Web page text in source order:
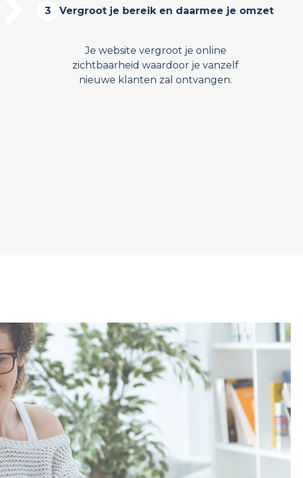
3 Vergroot je bereik en daarmee je omzet
Je website vergroot je online
zichtbaarheid waardoor je vanzelf
nieuwe klanten zal ontvangen.